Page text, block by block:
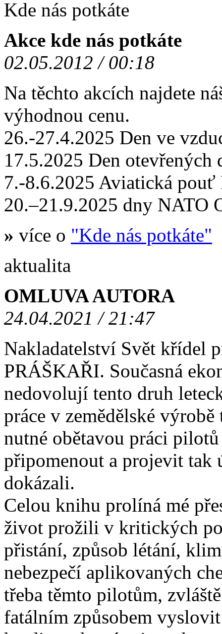
Kde nás potkáte
Akce kde nás potkáte
02.05.2012 / 00:18
Na těchto akcích najdete
výhodnou cenu.
26.-27.4.2025 Den ve
17.5.2025 Den
7.-8.6.2025 Aviatická
20.–21.9.2025 dny NATO
» více o "Kde nás potkáte"
aktualita
OMLUVA AUTORA
24.04.2021 / 21:47
Nakladatelství Svět křídel
PRÁŠKAŘI. Současná
nedovolují tento druh
práce v zemědělské
nutné obětavou práci
připomenout a projevit tak
dokázali.
Celou knihu prolíná mé
život prožili v kritických
přistání, způsob létání,
nebezpečí aplikovaných
třeba těmto pilotům,
fatálním způsobem